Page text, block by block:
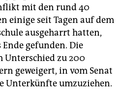
mit den rund 40
einige seit Tagen auf dem
ausgeharrt hatten,
gefunden. Die
Unterschied zu 200
geweigert, in vom Senat
Unterkünfte umzuziehen.